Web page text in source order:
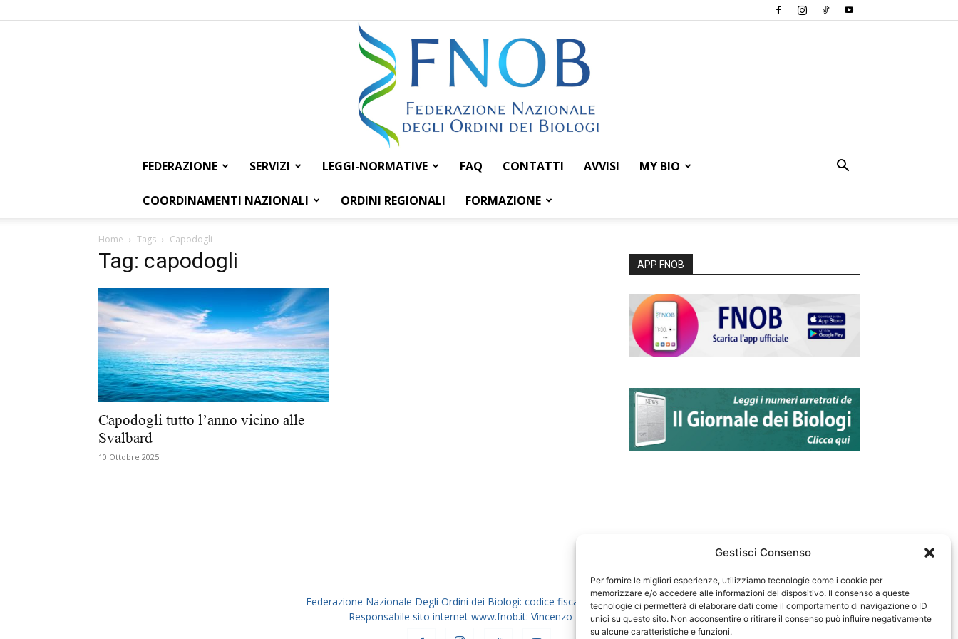
Gestisci Consenso
Per fornire le migliori esperienze, utilizziamo tecnologie come i cookie per
memorizzare e/o accedere alle informazioni del dispositivo. Il consenso a queste
tecnologie ci permetterà di elaborare dati come il comportamento di navigazione o ID
unici su questo sito. Non acconsentire o ritirare il consenso può influire negativamente
su alcune caratteristiche e funzioni.
Federazione
dei
FEDERAZIONE SERVIZI LEGGI-NORMATIVE FAQ CONTATTI AVVISI MY BIO
COORDINAMENTI NAZIONALI ORDINI REGIONALI FORMAZIONE
Home Tags Capodogli
Tag: capodogli
Capodogli tutto l’anno vicino alle
Svalbard
10 Ottobre 2025
APP FNOB
Federazione Nazionale Degli Ordini dei Biologi: codice fiscale 80069130583
Responsabile sito internet www.fnob.it: Vincenzo D'Anna